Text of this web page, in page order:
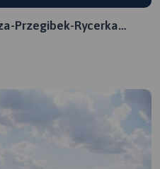
Przegibek-Rycerka